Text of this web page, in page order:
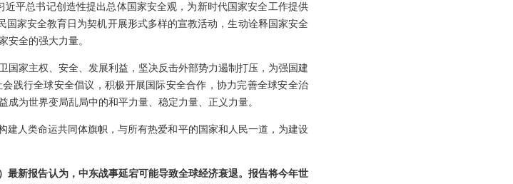
近平总书记创造性提出总体国家安全观，为新时代国家安全工作提供
国家安全教育日为契机开展形式多样的宣教活动，生动诠释国家安全
安全的强大力量。
国家主权、安全、发展利益，坚决反击外部势力遏制打压，为强国建
践行全球安全倡议，积极开展国际安全合作，协力完善全球安全治
为世界变局乱局中的和平力量、稳定力量、正义力量。
建人类命运共同体旗帜，与所有热爱和平的国家和人民一道，为建设
新报告认为，中东战事延宕可能导致全球经济衰退。报告将今年世